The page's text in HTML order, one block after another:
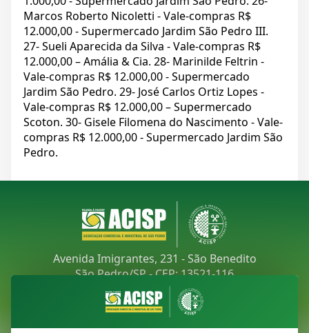
Marcos Roberto Nicoletti - Vale-compras R$
12.000,00 - Supermercado Jardim São Pedro III.
27- Sueli Aparecida da Silva - Vale-compras R$
12.000,00 – Amália & Cia. 28- Marinilde Feltrin -
Vale-compras R$ 12.000,00 - Supermercado
Jardim São Pedro. 29- José Carlos Ortiz Lopes -
Vale-compras R$ 12.000,00 – Supermercado
Scoton. 30- Gisele Filomena do Nascimento - Vale-
compras R$ 12.000,00 - Supermercado Jardim São
Pedro.
Avenida Imigrantes, 231 - São Benedito
São Pedro/SP - CEP: 13521-116
Telefone:(19) 3481-9030
acisp@acispsaopedro.com.br